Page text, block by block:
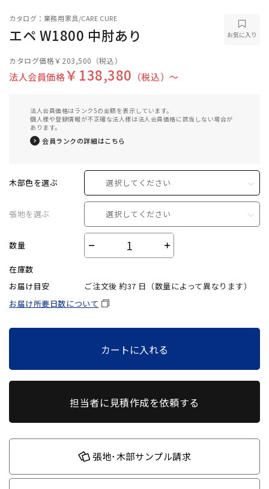
カタログ：業務用家具/CARE CURE
エペ W1800 中肘あり お気に入り
カタログ価格￥203,500 （税込）
法人会員価格￥138,380 （税込）〜
法人会員価格はランク5の金額を表示しています。
個人様や登録情報が不正確な法人様は法人会員価格に該当しない場合が
あります。
会員ランクの詳細はこちら
木部色を選ぶ 選択してください
張地を選ぶ 選択してください
数量 － ＋
在庫数
お届け目安
ご注文後 約37 日（数量によって異なります）
お届け所要日数について
カートに入れる
担当者に見積作成を依頼する
張地･木部サンプル請求